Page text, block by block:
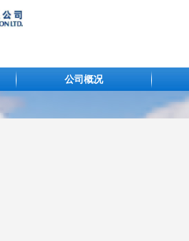
公司概况